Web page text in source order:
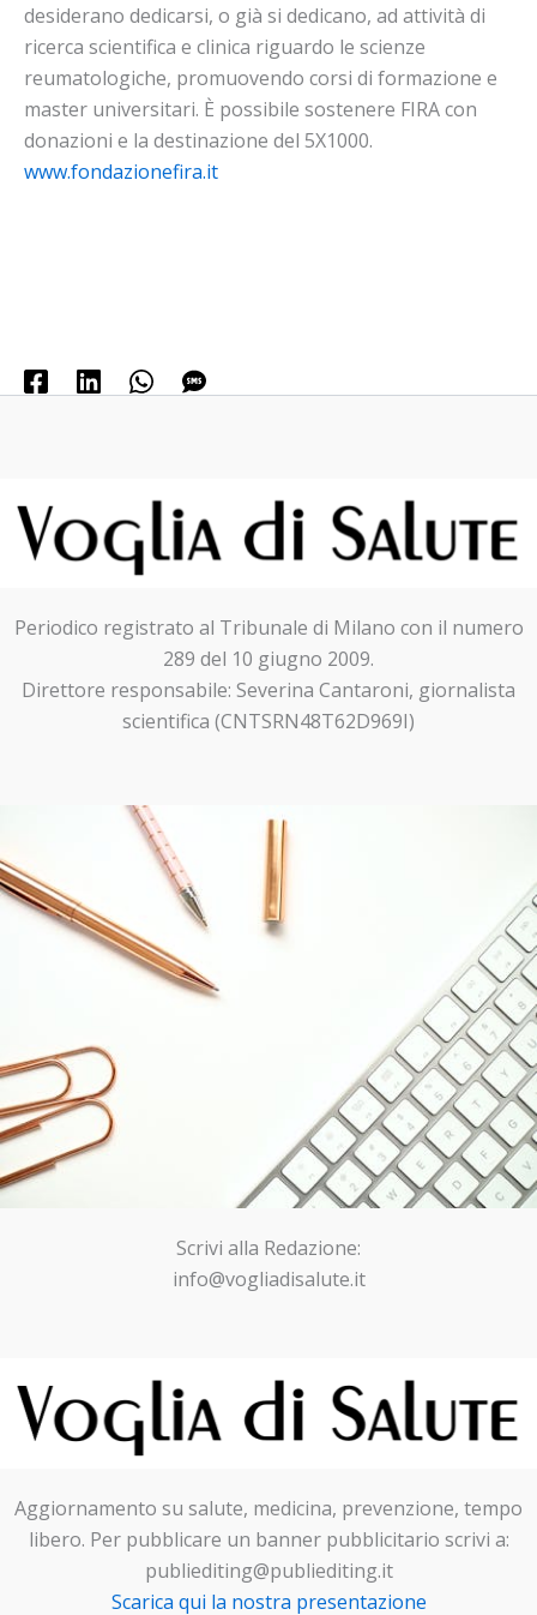
desiderano dedicarsi, o già si dedicano, ad attività di
ricerca scientifica e clinica riguardo le scienze
reumatologiche, promuovendo corsi di formazione e
master universitari. È possibile sostenere FIRA con
donazioni e la destinazione del 5X1000.
www.fondazionefira.it
Periodico registrato al Tribunale di Milano con il numero
289 del 10 giugno 2009.
Direttore responsabile: Severina Cantaroni, giornalista
scientifica (CNTSRN48T62D969I)
Scrivi alla Redazione:
info@vogliadisalute.it
Aggiornamento su salute, medicina, prevenzione, tempo
libero. Per pubblicare un banner pubblicitario scrivi a:
publiediting@publiediting.it
Scarica qui la nostra presentazione